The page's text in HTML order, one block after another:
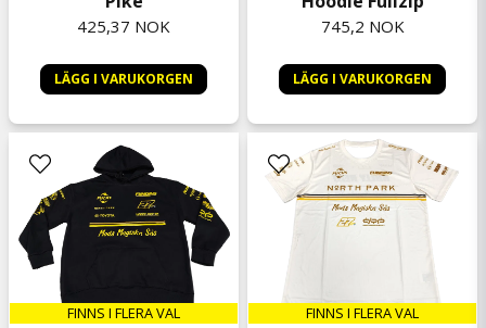
425,37 NOK
LÄGG I VARUKORGEN
745,2 NOK
LÄGG I VARUKORGEN
FINNS I FLERA VAL FINNS I FLERA VAL